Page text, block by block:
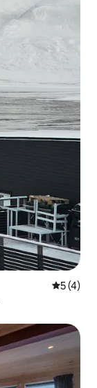
5 (4)